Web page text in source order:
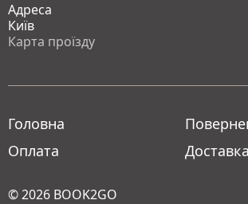
Адреса
Київ
Карта проїзду
Головна
Оплата
Доставка
© 2026 BOOK2GO